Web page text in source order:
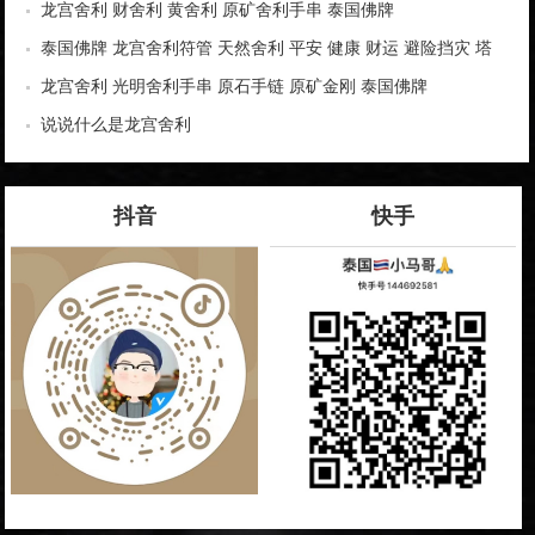
龙宫舍利 财舍利 黄舍利 原矿舍利手串 泰国佛牌
泰国佛牌 龙宫舍利符管 天然舍利 平安 健康 财运 避险挡灾 塔
固符管
龙宫舍利 光明舍利手串 原石手链 原矿金刚 泰国佛牌
说说什么是龙宫舍利
抖音 快手